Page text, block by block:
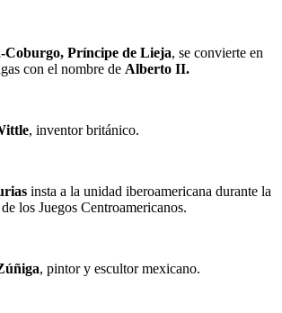
Coburgo, Príncipe de Lieja, se convierte en
con el nombre de Alberto II.
, inventor británico.
insta a la unidad iberoamericana durante la
los Juegos Centroamericanos.
, pintor y escultor mexicano.